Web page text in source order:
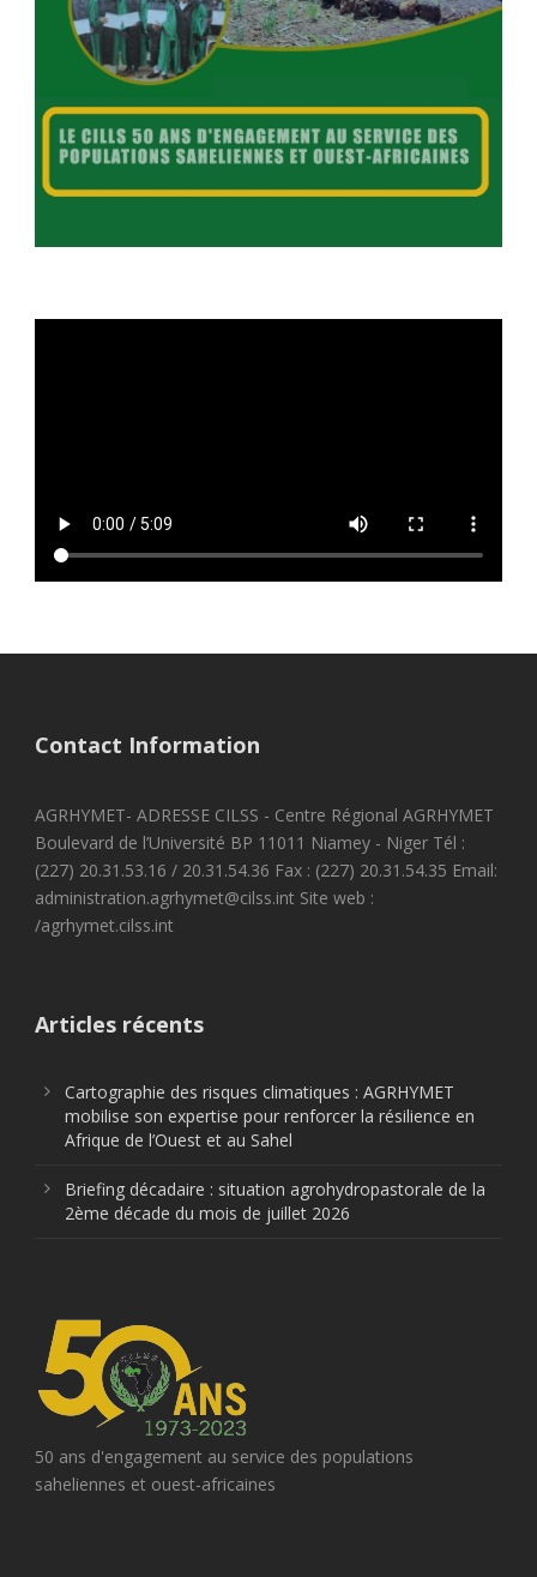
Contact Information
AGRHYMET- ADRESSE CILSS - Centre Régional AGRHYMET
Boulevard de l’Université BP 11011 Niamey - Niger Tél :
(227) 20.31.53.16 / 20.31.54.36 Fax : (227) 20.31.54.35 Email:
administration.agrhymet@cilss.int Site web :
/agrhymet.cilss.int
Articles récents
Cartographie des risques climatiques : AGRHYMET
mobilise son expertise pour renforcer la résilience en
Afrique de l’Ouest et au Sahel
Briefing décadaire : situation agrohydropastorale de la
2ème décade du mois de juillet 2026
50 ans d'engagement au service des populations
saheliennes et ouest-africaines